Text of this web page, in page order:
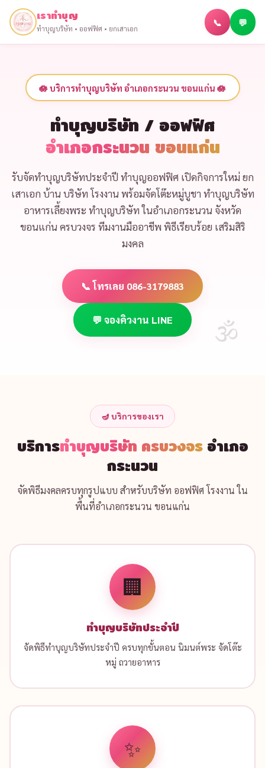
เราทำบุญ
ทำบุญบริษัท • ออฟฟิศ • ยกเสาเอก
📞 💬
🪷 บริการทำบุญบริษัท อำเภอกระนวน ขอนแก่น 🪷
ทำบุญบริษัท / ออฟฟิศ
อำเภอกระนวน ขอนแก่น
รับจัดทำบุญบริษัทประจำปี ทำบุญออฟฟิศ เปิดกิจการใหม่ ยก
เสาเอก บ้าน บริษัท โรงงาน พร้อมจัดโต๊ะหมู่บูชา ทำบุญบริษัท
อาหารเลี้ยงพระ ทำบุญบริษัทในอำเภอกระนวน จังหวัด
ขอนแก่น ครบวงจร ทีมงานมืออาชีพ พิธีเรียบร้อย เสริมสิริ
มงคล
📞 โทรเลย 086-3179883
💬 จองคิวงาน LINE
🪔 บริการของเรา
บริการทำบุญบริษัท ครบวงจรอำเภอ
กระนวน
จัดพิธีมงคลครบทุกรูปแบบ สำหรับบริษัท ออฟฟิศ โรงงาน ใน
พื้นที่อำเภอกระนวน ขอนแก่น
🏢
ทำบุญบริษัทประจำปี
จัดพิธีทำบุญบริษัทประจำปี ครบทุกขั้นตอน นิมนต์พระ จัดโต๊ะ
หมู่ ถวายอาหาร
✨